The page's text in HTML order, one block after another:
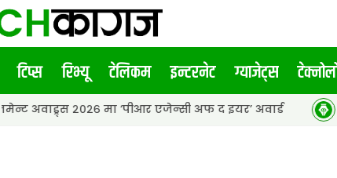
टिप्स रिभ्यू टेलिकम इन्टरनेट ग्याजेट्स
मा ‘पीआर एजेन्सी अफ द इयर’ अवार्ड एसईको नतिजा